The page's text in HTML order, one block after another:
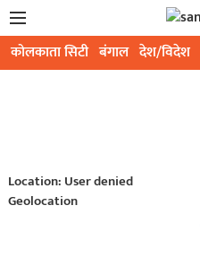
कोलकाता सिटी बंगाल देश/विदेश
Location: User denied
Geolocation